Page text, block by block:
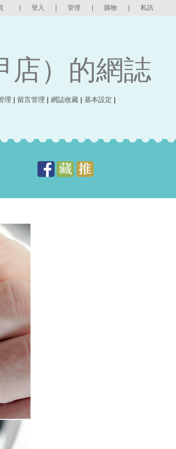
登入 管理 購物 私訊
店）的網誌
理 | 留言管理 | 網誌收藏 | 基本設定 |